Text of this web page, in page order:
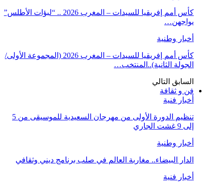
كأس أمم إفريقيا للسيدات – المغرب 2026 .. “لبؤات الأطلس”
يواجهن…
أخبار وطنية
كأس أمم إفريقيا للسيدات – المغرب 2026 (المجموعة الأولى/
الجولة الثانية)..المنتخب…
السابق التالي
فن و ثقافة
أخبار فنية
تنظيم الدورة الأولى من مهرجان السعيدية للموسيقى من 5
إلى 9 غشت الجاري
أخبار وطنية
الدار البيضاء.. مغاربة العالم في صلب برنامج ديني وثقافي
أخبار فنية